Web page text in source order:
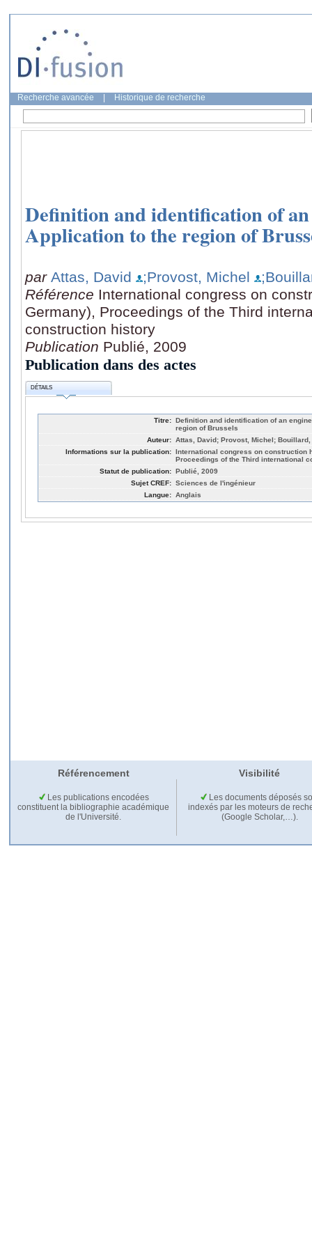
Recherche avancée Historique de recherche
Definition and identification of
Application to the region of
par Attas, David ;Provost, Michel
Référence International congress on
Germany), Proceedings of the Third
construction history
Publication Publié, 2009
Publication dans des actes
DÉTAILS
Titre: Definition and identification of an
region of Brussels
Auteur: Attas, David; Provost, Michel;
Informations sur la publication: International congress on construction
Proceedings of the Third international
Statut de publication: Publié, 2009
Sujet CREF: Sciences de l'ingénieur
Langue: Anglais
Référencement Visibilité
Les publications encodées
constituent la bibliographie académique
de l'Université.
Les documents déposés
indexés par les moteurs de
(Google Scholar,…).